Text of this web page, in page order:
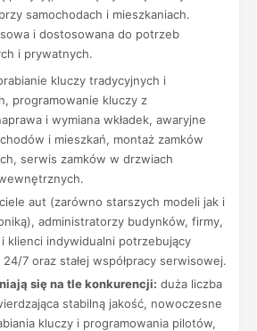
samochodach i mieszkaniach.
i dostosowana do potrzeb
i prywatnych.
kluczy tradycyjnych i
programowanie kluczy z
i wymiana wkładek, awaryjne
i mieszkań, montaż zamków
serwis zamków w drzwiach
aut (zarówno starszych modeli jak i
administratorzy budynków, firmy,
i klienci indywidualni potrzebujący
7 oraz stałej współpracy serwisowej.
się na tle konkurencji: duża liczba
stabilną jakość, nowoczesne
kluczy i programowania pilotów,